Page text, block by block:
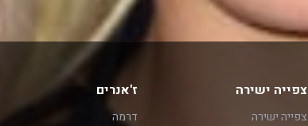
צפייה ישירה
צפייה ישירה
ז'אנרים
דרמה